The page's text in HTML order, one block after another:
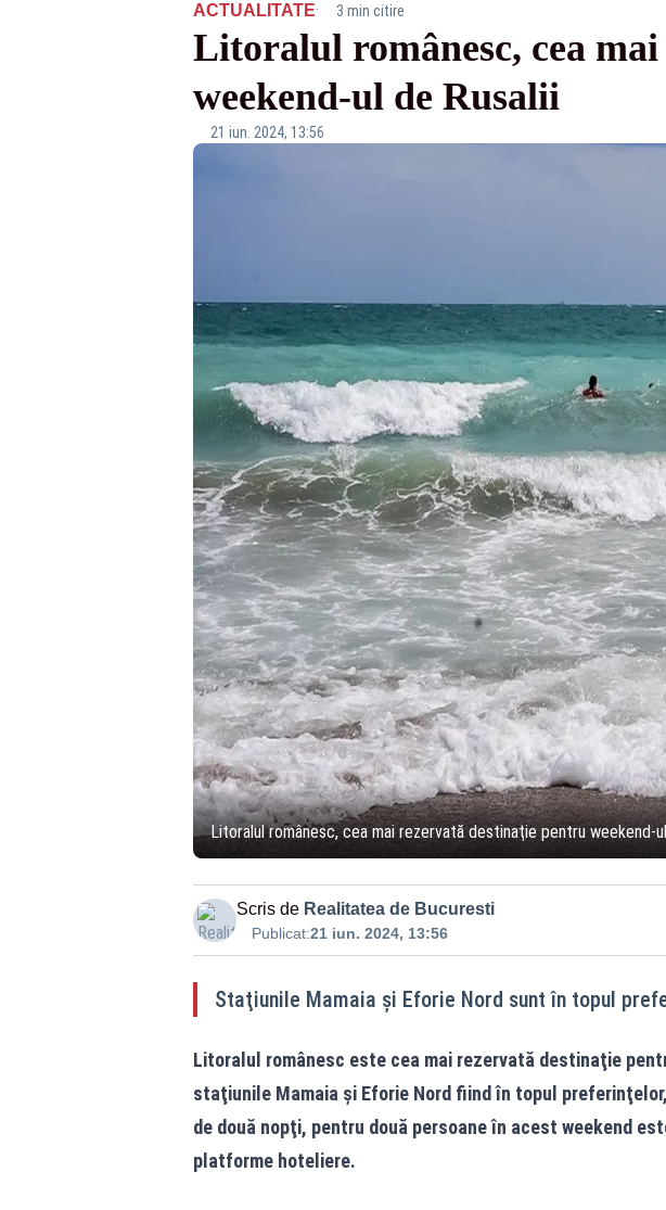
ACTUALITATE· 3 min citire
Litoralul românesc, cea
weekend-ul de Rusalii
21 iun. 2024, 13:56
Litoralul românesc, cea mai rezervată destinaţie pentru weekend-
Scris de Realitatea de Bucuresti
Publicat:21 iun. 2024, 13:56
Staţiunile Mamaia şi Eforie Nord sunt în topul
Litoralul românesc este cea mai rezervată destinaţie
staţiunile Mamaia şi Eforie Nord fiind în topul
de două nopţi, pentru două persoane în acest weekend
platforme hoteliere.